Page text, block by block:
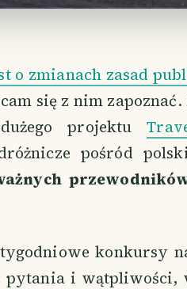
o zmianach zasad
się z nim
projektu
pośród
konkursy
pytania i wątpliwości,